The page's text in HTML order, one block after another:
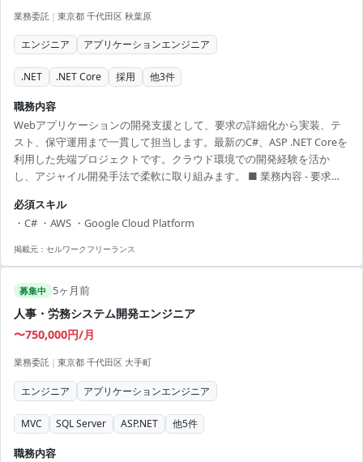
業務委託 | 東京都 千代田区 秋葉原
エンジニア アプリケーションエンジニア
.NET .NET Core 採用 他3件
職務内容
Webアプリケーションの開発支援として、要求の詳細化から実装、テ
スト、保守運用まで一貫して担当します。最新のC#、ASP .NET Coreを
利用した先端プロジェクトです。クラウド環境での開発経験を活か
し、アジャイル開発手法で柔軟に取り組みます。 ■ 業務内容 - 要求の
開発手法の採用 【アピールポイント】 - フレックス制度の導入で柔軟
な時間管理が可能 - 新技術を学べる、成長しやすい環境 - リモート併用
で快適な働き方を実現 - 責任感あるポジションでスキルを活かせる - 楽
必須スキル
・C# ・AWS ・Google Cloud Platform
掲載元： セルワークフリーランス
募集中 5ヶ月前
人事・労務システム開発エンジニア
〜750,000円/月
業務委託 | 東京都 千代田区 大手町
エンジニア アプリケーションエンジニア
MVC SQL Server ASP.NET 他5件
職務内容